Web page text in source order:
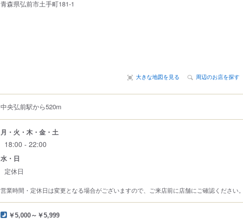
青森県弘前市土手町181-1
大きな地図を見る 周辺のお店を探す
中央弘前駅から520m
月・火・木・金・土
18:00 - 22:00
水・日
定休日
営業時間・定休日は変更となる場合がございますので、ご来店前に店舗にご確認ください。
￥5,000～￥5,999